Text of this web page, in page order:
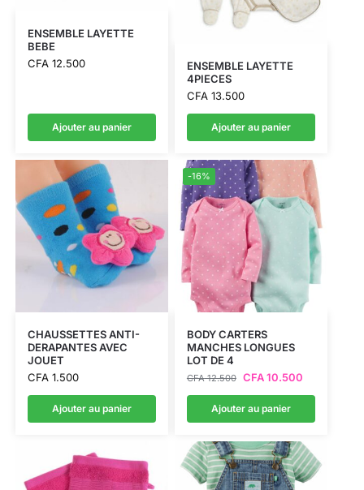
ENSEMBLE LAYETTE
BEBE
CFA12.500
Ajouter au panier
ENSEMBLE LAYETTE
4PIECES
CFA13.500
Ajouter au panier
CHAUSSETTES ANTI-
DERAPANTES AVEC
JOUET
CFA1.500
Ajouter au panier
-16%
BODY CARTERS
MANCHES LONGUES
LOT DE 4
CFA12.500 CFA10.500
Ajouter au panier